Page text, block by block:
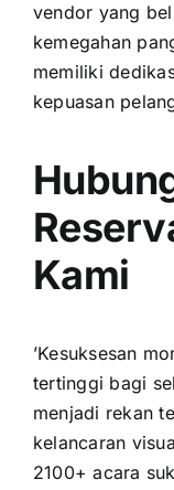
vendor yang
kemegahan
memiliki
kepuasan
Kami
’Kesuksesan
tertinggi bagi
menjadi rekan
kelancaran
2100+ acara